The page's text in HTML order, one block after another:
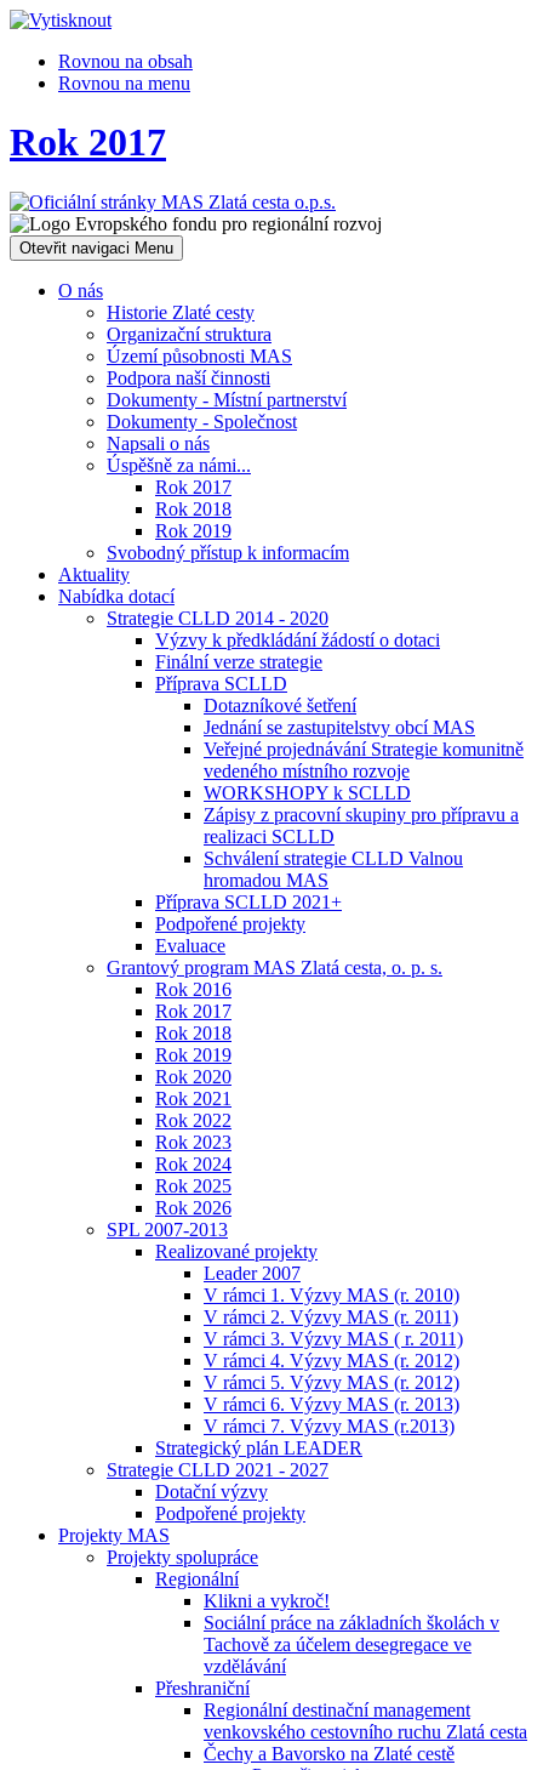
Rovnou na obsah
Rovnou na menu
Rok 2017
Otevřit navigaci Menu
O nás
Historie Zlaté cesty
Organizační struktura
Území působnosti MAS
Podpora naší činnosti
Dokumenty - Místní partnerství
Dokumenty - Společnost
Napsali o nás
Úspěšně za námi...
Rok 2017
Rok 2018
Rok 2019
Svobodný přístup k informacím
Aktuality
Nabídka dotací
Strategie CLLD 2014 - 2020
Výzvy k předkládání žádostí o dotaci
Finální verze strategie
Příprava SCLLD
Dotazníkové šetření
Jednání se zastupitelstvy obcí MAS
Veřejné projednávání Strategie komunitně
vedeného místního rozvoje
WORKSHOPY k SCLLD
Zápisy z pracovní skupiny pro přípravu a
realizaci SCLLD
Schválení strategie CLLD Valnou
hromadou MAS
Příprava SCLLD 2021+
Podpořené projekty
Evaluace
Grantový program MAS Zlatá cesta, o. p. s.
Rok 2016
Rok 2017
Rok 2018
Rok 2019
Rok 2020
Rok 2021
Rok 2022
Rok 2023
Rok 2024
Rok 2025
Rok 2026
SPL 2007-2013
Realizované projekty
Leader 2007
V rámci 1. Výzvy MAS (r. 2010)
V rámci 2. Výzvy MAS (r. 2011)
V rámci 3. Výzvy MAS ( r. 2011)
V rámci 4. Výzvy MAS (r. 2012)
V rámci 5. Výzvy MAS (r. 2012)
V rámci 6. Výzvy MAS (r. 2013)
V rámci 7. Výzvy MAS (r.2013)
Strategický plán LEADER
Strategie CLLD 2021 - 2027
Dotační výzvy
Podpořené projekty
Projekty MAS
Projekty spolupráce
Regionální
Klikni a vykroč!
Sociální práce na základních školách v
Tachově za účelem desegregace ve
vzdělávání
Přeshraniční
Regionální destinační management
venkovského cestovního ruchu Zlatá cesta
Čechy a Bavorsko na Zlaté cestě